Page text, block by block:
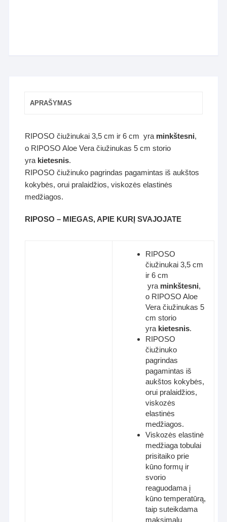
APRAŠYMAS
RIPOSO čiužinukai 3,5 cm ir 6 cm yra minkštesni,
o RIPOSO Aloe Vera čiužinukas 5 cm storio
yra kietesnis.
RIPOSO čiužinuko pagrindas pagamintas iš aukštos
kokybės, orui pralaidžios, viskozės elastinės
medžiagos.
RIPOSO – MIEGAS, APIE KURĮ SVAJOJATE
RIPOSO
čiužinukai 3,5 cm
ir 6 cm
yra minkštesni,
o RIPOSO Aloe
Vera čiužinukas 5
cm storio
yra kietesnis.
RIPOSO
čiužinuko
pagrindas
pagamintas iš
aukštos kokybės,
orui pralaidžios,
viskozės
elastinės
medžiagos.
Viskozės elastinė
medžiaga tobulai
prisitaiko prie
kūno formų ir
svorio
reaguodama į
kūno temperatūrą,
taip suteikdama
maksimalų